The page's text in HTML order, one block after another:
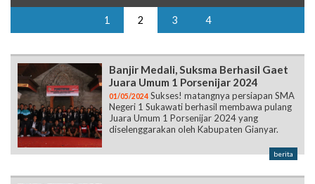
1 2 3 4
Banjir Medali, Suksma Berhasil Gaet
Juara Umum 1 Porsenijar 2024
01/05/2024 Sukses! matangnya persiapan SMA
Negeri 1 Sukawati berhasil membawa pulang
Juara Umum 1 Porsenijar 2024 yang
diselenggarakan oleh Kabupaten Gianyar.
berita